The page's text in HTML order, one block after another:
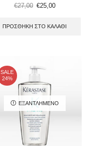
€27,00 €25,00
ΠΡΟΣΘΉΚΗ ΣΤΟ ΚΑΛΆΘΙ
SALE
24%
ΕΞΑΝΤΛΗΜΈΝΟ